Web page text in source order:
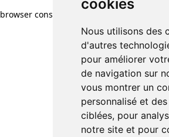
cookies
Nous utilisons des
d'autres
pour améliorer
de navigation sur
vous montrer un
personnalisé et
ciblées, pour
notre site et pour
browser console for more information)